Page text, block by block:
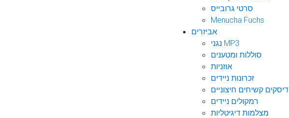
סרטי גרובייס
Menucha Fuchs
אביזרים
נגני MP3
סוללות ומטענים
אוזניות
זכרונות ניידים
דיסקים קשיחים חיצוניים
רמקולים ניידים
מצלמות דיגיטליות